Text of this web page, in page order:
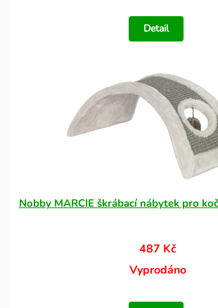
Detail
Nobby MARCIE škrábací nábytek pro
487 Kč
Vyprodáno